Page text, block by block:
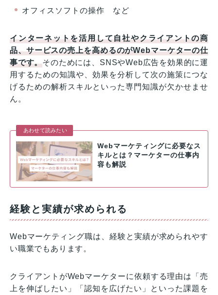
オフィスソフトの操作 など
インターネットを活用して自社やクライアントの商
品、サービスの売上を高めるのがWebマーケターの仕
事です。そのためには、SNSやWeb広告を効果的に運
用するための知識や、効果を分析して次の施策につな
げるための解析スキルといった専門知識が欠かせませ
ん。
あわせて読みたい
Webマーケティングに必要なス
キルとは？マーケターの仕事内
容も解説
経験と実績が求められる
Webマーケティング職は、経験と実績が求められやす
い職業でもあります。
クライアントがWebマーケターに依頼する理由は「売
上を伸ばしたい」「認知を広げたい」といった課題を